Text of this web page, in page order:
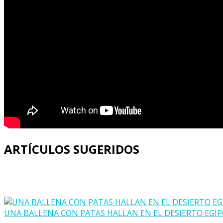
ARTÍCULOS SUGERIDOS
UNA BALLENA CON PATAS HALLAN EN EL DESIERTO